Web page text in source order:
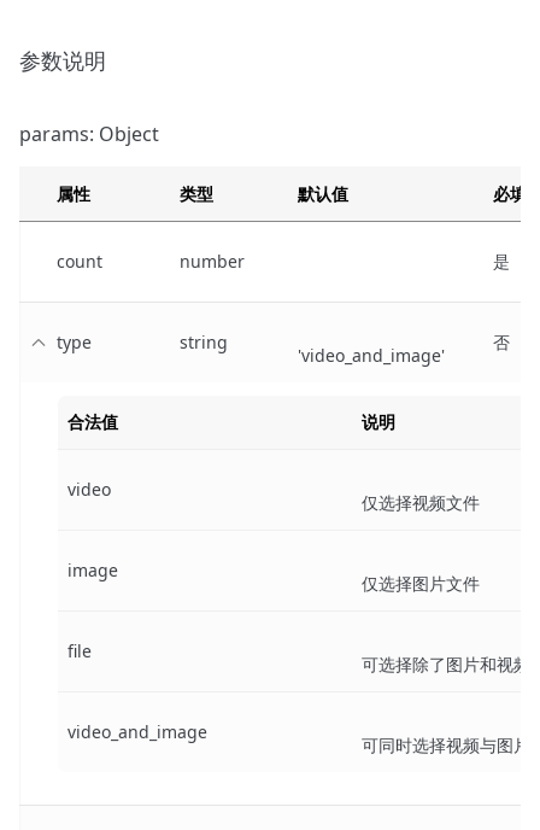
参数说明
params: Object
属性 类型 默认值 必填
count number 是
type string
'video_and_image'
否
合法值 说明
video
仅选择视频文件
image
仅选择图片文件
file
可选择除了图片和视频
video_and_image
可同时选择视频与图片